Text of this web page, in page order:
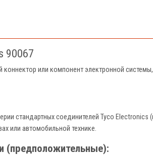
90067
коннектор или компонент электронной
стандартных соединителей Tyco
или автомобильной технике.
(предположительные):